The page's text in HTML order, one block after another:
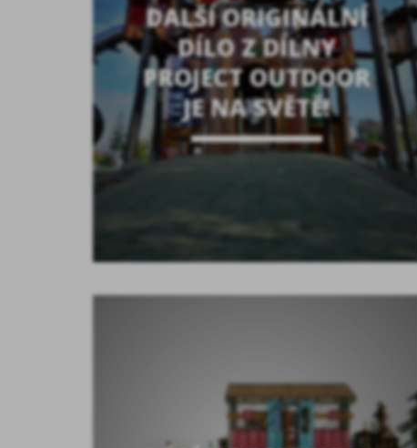
DALŠÍ ORIGINÁLNÍ
DÍLO Z DÍLNY
PROJECT OUTDOOR
JE NA SVĚTĚ!